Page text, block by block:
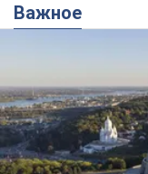
Важное